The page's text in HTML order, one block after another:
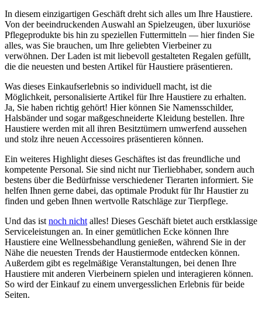
In diesem einzigartigen Geschäft dreht sich alles um​ Ihre Haustiere.
Von der beeindruckenden Auswahl an ⁢Spielzeugen, über⁢ luxuriöse
Pflegeprodukte bis ⁤hin zu speziellen Futtermitteln ‍— hier⁢ finden Sie⁣
alles, ⁤was Sie brauchen, um Ihre geliebten Vierbeiner ⁣zu
verwöhnen.‌ Der Laden ⁤ist mit liebevoll gestalteten Regalen gefüllt,
die die ⁣neuesten und⁤ besten‌ Artikel für Haustiere präsentieren.
Was dieses Einkaufserlebnis so individuell ‍macht,‍ ist​ die
Möglichkeit, personalisierte Artikel für Ihre Haustiere ⁢zu⁢ erhalten.​
Ja, Sie haben richtig ⁤gehört! Hier können Sie Namensschilder,
Halsbänder und sogar maßgeschneiderte Kleidung bestellen. Ihre
Haustiere werden‌ mit all ihren Besitztümern⁣ umwerfend aussehen
und stolz ihre neuen Accessoires präsentieren können.
Ein weiteres Highlight dieses Geschäftes ⁣ist das freundliche und
‌kompetente ‍Personal. Sie sind nicht nur Tierliebhaber, sondern‍ auch⁣
bestens über die Bedürfnisse‌ verschiedener Tierarten informiert. Sie
⁤helfen Ihnen ‍gerne ⁤dabei, das optimale Produkt für Ihr​ Haustier zu⁤
finden und geben Ihnen ‍wertvolle Ratschläge zur Tierpflege.
Und ⁤das istnoch nichtalles! ⁣Dieses Geschäft​ bietet‍ auch⁣ erstklassige
Serviceleistungen an. In einer gemütlichen Ecke können Ihre
Haustiere eine ‌Wellnessbehandlung genießen, während Sie in der
Nähe die ⁤neuesten Trends der ⁣Haustiermode⁣ entdecken können.
Außerdem gibt es ‍regelmäßige Veranstaltungen, bei denen Ihre
Haustiere mit anderen Vierbeinern spielen und interagieren können.
So wird der Einkauf zu einem unvergesslichen Erlebnis für beide‍
Seiten.